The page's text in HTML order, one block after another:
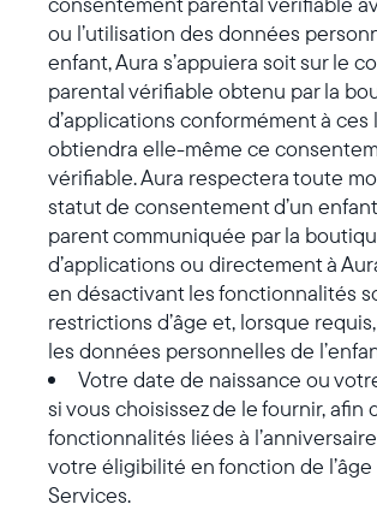
ou l’utilisation des données
enfant, Aura s’appuiera soit sur le
parental vérifiable obtenu par la
d’applications conformément à ces
obtiendra elle-même ce
vérifiable. Aura respectera toute
statut de consentement d’un enfant
parent communiquée par la
d’applications ou directement à
en désactivant les fonctionnalités
restrictions d’âge et, lorsque
les données personnelles de
Votre date de naissance ou
si vous choisissez de le fournir, afin
fonctionnalités liées à
votre éligibilité en fonction de l’âge
Services.